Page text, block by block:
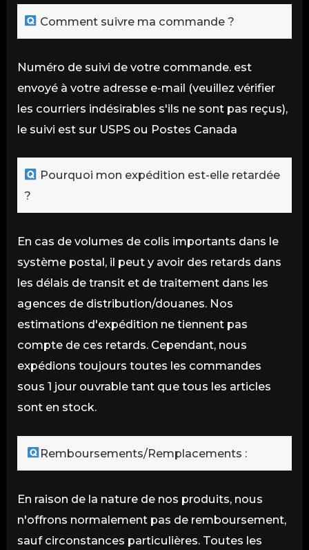
Comment suivre ma commande ?
Numéro de suivi de votre commande. est
envoyé à votre adresse e-mail (veuillez vérifier
les courriers indésirables s'ils ne sont pas reçus),
le suivi est sur USPS ou Postes Canada
Pourquoi mon expédition est-elle retardée
?
En cas de volumes de colis importants dans le
système postal, il peut y avoir des retards dans
les délais de transit et de traitement dans les
agences de distribution/douanes. Nos
estimations d'expédition ne tiennent pas
compte de ces retards. Cependant, nous
expédions toujours toutes les commandes
sous 1 jour ouvrable tant que tous les articles
sont en stock.
Remboursements/Remplacements :
En raison de la nature de nos produits, nous
n'offrons normalement pas de remboursement,
sauf circonstances particulières. Toutes les